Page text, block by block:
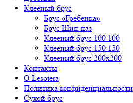
Клееный брус
Брус «Гребенка»
Брус Шип-паз
Клееный брус 100 100
Клееный брус 150 150
Клееный брус 200х200
Контакты
О Lesotera
Политика конфиденциальности
Сухой брус